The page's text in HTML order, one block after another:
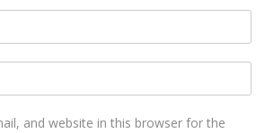
and website in this browser for the